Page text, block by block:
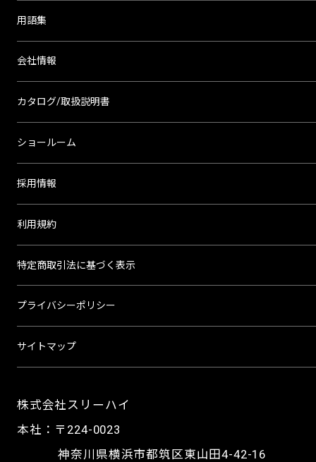
株式会社スリーハイ
本社：〒224-0023
神奈川県横浜市都筑区東山田4-42-16
用語集
会社情報
カタログ/取扱説明書
ショールーム
採用情報
利用規約
特定商取引法に基づく表示
プライバシーポリシー
サイトマップ